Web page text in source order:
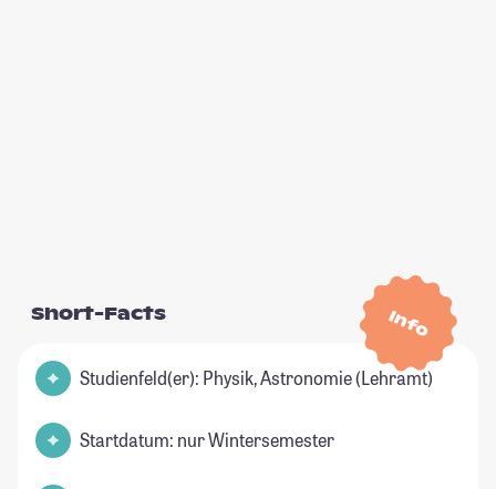
Info
Short-Facts
Studienfeld(er): Physik, Astronomie (Lehramt)
Startdatum: nur Wintersemester